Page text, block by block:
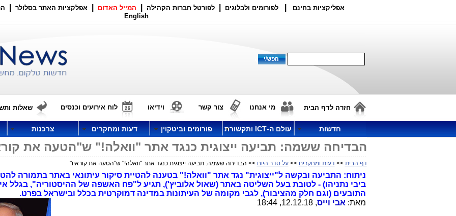
אפליקציות בחינם לפורומים ולבלוגים לפורטל חברות הקהילה המייל האדום אפלקציות האתר בסלולר
English
חזרה לדף הבית מי אנחנו צור קשר וידיאו לוח אירועים וכנסים שאלות
חדשות עולם ה-ICT ותקשורת פורומים וביטקוין דעות ומחקרים צרכנות
הבדיחה ששמה: תביעה ייצוגית כנגד אתר "וואלה!" ש"הטעה את
דף הבית >>דעות ומחקרים >>על סדר היום >> הבדיחה ששמה: תביעה ייצוגית כנגד אתר "וואלה!" ש"הטעה את קוראיו"
ניתוח: התביעה ובקשה ל"ייצוגית" נגד אתר "וואלה!" בטענה להטיית סיקור עיתונאי באתר בתמורה
ביבי נתניהו) - לטובת בעל השליטה באתר (שאול אלוביץ'), תגיע ל"פח האשפה של ההיסטוריה", בגלל
התובעים (וגם חלק מהציבור), לגבי מקומה של העיתונות במדינה דמוקרטית בכלל ובישראל בפרט.
מאת: אבי וייס, 12.12.18, 18:44